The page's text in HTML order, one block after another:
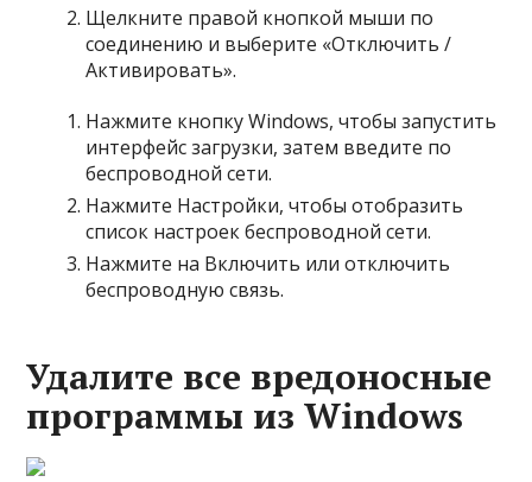
Щелкните правой кнопкой мыши по
соединению и выберите «Отключить /
Активировать».
Нажмите кнопку Windows, чтобы запустить
интерфейс загрузки, затем введите по
беспроводной сети.
Нажмите Настройки, чтобы отобразить
список настроек беспроводной сети.
Нажмите на Включить или отключить
беспроводную связь.
Удалите все вредоносные
программы из Windows